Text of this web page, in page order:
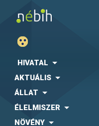
HIVATAL
AKTUÁLIS
ÁLLAT
ÉLELMISZER
NÖVÉNY